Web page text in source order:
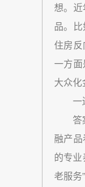
想。
品。
住房
一方
大众化
一
答
融产
的专
老服务